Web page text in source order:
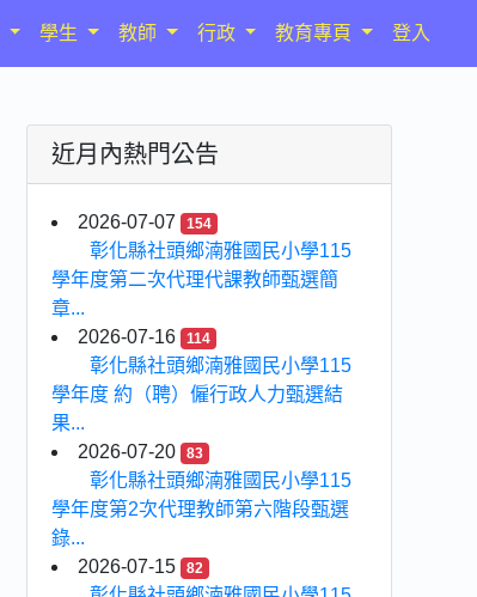
學生 教師 行政 教育專頁 登入
近月內熱門公告
2026-07-07 154
彰化縣社頭鄉湳雅國民小學115
學年度第二次代理代課教師甄選簡
章...
2026-07-16
114
彰化縣社頭鄉湳雅國民小學115
學年度 約（聘）僱行政人力甄選結
果...
2026-07-20
83
彰化縣社頭鄉湳雅國民小學115
學年度第2次代理教師第六階段甄選
錄...
2026-07-15
82